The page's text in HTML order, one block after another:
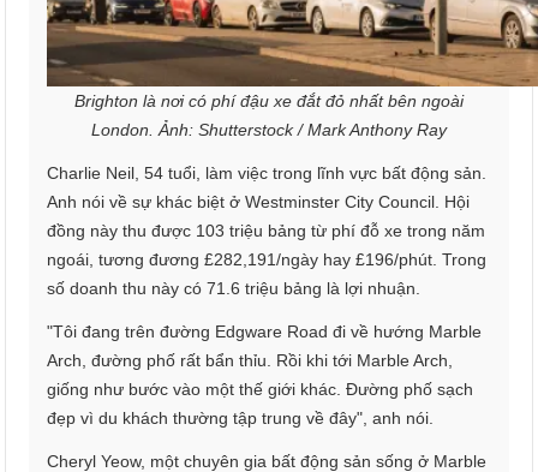
Brighton là nơi có phí đậu xe đắt đỏ nhất bên ngoài
London. Ảnh: Shutterstock / Mark Anthony Ray
Charlie Neil, 54 tuổi, làm việc trong lĩnh vực bất động sản.
Anh nói về sự khác biệt ở Westminster City Council. Hội
đồng này thu được 103 triệu bảng từ phí đỗ xe trong năm
ngoái, tương đương £282,191/ngày hay £196/phút. Trong
số doanh thu này có 71.6 triệu bảng là lợi nhuận.
"Tôi đang trên đường Edgware Road đi về hướng Marble
Arch, đường phố rất bẩn thỉu. Rồi khi tới Marble Arch,
giống như bước vào một thế giới khác. Đường phố sạch
đẹp vì du khách thường tập trung về đây", anh nói.
Cheryl Yeow, một chuyên gia bất động sản sống ở Marble